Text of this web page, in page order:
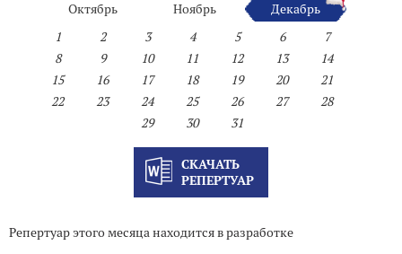
Октябрь
Ноябрь
Декабрь
1
2 3 4 5 6
7
8
9 10 11 12 13
14
15
16 17 18 19 20
21
22
23 24 25 26 27
28
29
30 31
СКАЧАТЬ
РЕПЕРТУАР
Репертуар этого месяца находится в разработке